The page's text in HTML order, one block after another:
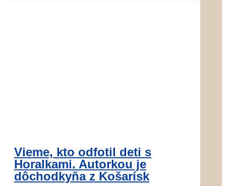
Vieme, kto odfotil deti s
Horalkami. Autorkou je
dôchodkyňa z Košarísk